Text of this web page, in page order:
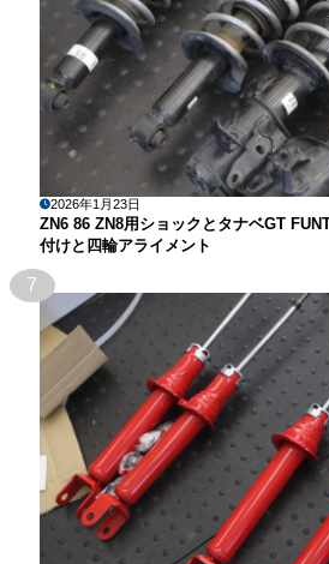
2026年1月23日
ZN6 86 ZN8用ショックとタナベGT
付けと四輪アライメント
7